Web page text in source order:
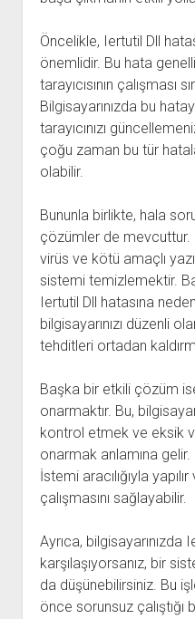
Öncelikle, Iertutil Dll
önemlidir. Bu hata
tarayıcısının çalışması
Bilgisayarınızda bu
tarayıcınızı
çoğu zaman bu tür
olabilir.
Bununla birlikte, hala
çözümler de mevcuttur.
virüs ve kötü amaçlı
sistemi temizlemektir.
Iertutil Dll hatasına
bilgisayarınızı düzenli
tehditleri ortadan
Başka bir etkili çözüm
onarmaktır. Bu,
kontrol etmek ve eksik
onarmak anlamına
İstemi aracılığıyla yapılır
çalışmasını sağlayabilir.
Ayrıca, bilgisayarınızda
karşılaşıyorsanız, bir
da düşünebilirsiniz. Bu
önce sorunsuz